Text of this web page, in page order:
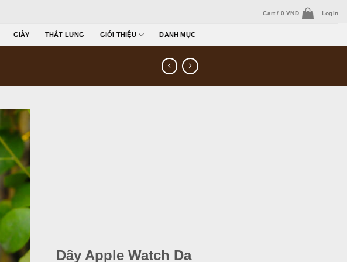
Cart / 0VND Login
GIÀY THẮT LƯNG GIỚI THIỆU DANH MỤC
Dây Apple Watch Da